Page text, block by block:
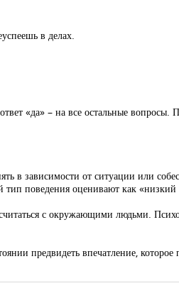
в делах.
«да» – на все остальные вопросы.
в зависимости от ситуации или
поведения оценивают как
с окружающими людьми.
предвидеть впечатление,